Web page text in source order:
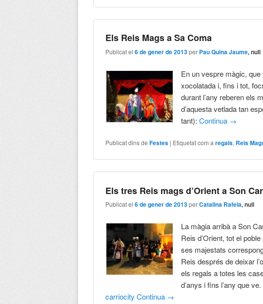
Els Reis Mags a Sa Coma
Publicat el6 de gener de 2013per Pau Quina Jaume, null
En un vespre màgic,
xocolatada i, fins i tot,
durant l’any reberen els
d’aquesta vetlada tan
tant):Continua →
Publicat dins de Festes | Etiquetat com aregals, Reis
Els tres Reis mags d’Orient a Son
Publicat el6 de gener de 2013perCatalina Rafela, null
La màgia arribà a Son
Reis d’Orient, tot el
ses majestats
Reis després de deixar
els regals a totes les
d’anys i fins l’any que
carriocityContinua →